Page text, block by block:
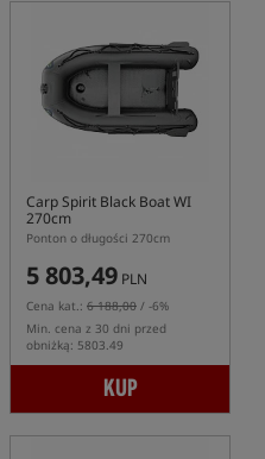
Carp Spirit Black Boat WI
270cm
Ponton o długości 270cm
5 803,49 PLN
Cena kat.: 6 188,00 / -6%
Min. cena z 30 dni przed
obniżką: 5803.49
KUP